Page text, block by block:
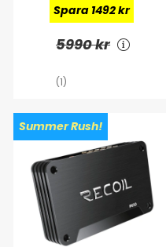
Spara 1492 kr
5990 kr
(1)
Summer Rush!